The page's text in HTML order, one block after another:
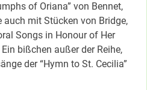
of Oriana” von Bennet,
mit Stücken von Bridge,
Songs in Honour of Her
bißchen außer der Reihe,
der “Hymn to St. Cecilia”